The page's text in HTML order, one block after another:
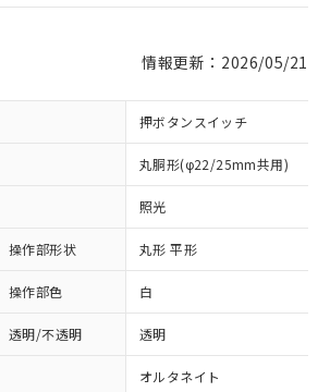
情報更新：2026/05/21
押ボタンスイッチ
丸胴形(φ22/25mm共用)
照光
操作部形状 丸形 平形
操作部色 白
透明/不透明 透明
オルタネイト